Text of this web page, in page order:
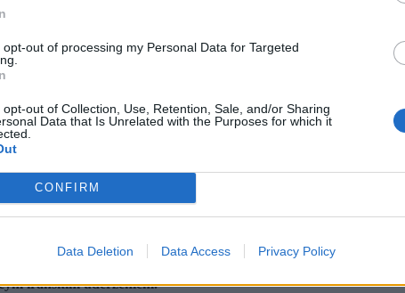
opt-out of processing my Personal Data for Targeted
opt-out of Collection, Use, Retention, Sale, and/or Sharing
Data that Is Unrelated with the Purposes for which it
CONFIRM
Data Deletion Data Access Privacy Policy
(fot. CHRIS TORRES / PAP / EPA)
zapadła w listopadzie 2025 r.
Cel wyznaczył premier Izraela Benjamin Netanjahu.
irańskim uderzeniem.